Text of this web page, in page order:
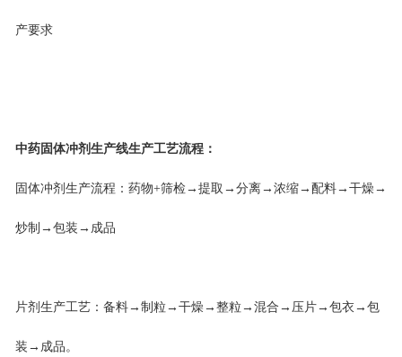
产要求
中药固体冲剂生产线生产工艺流程：
固体冲剂生产流程：药物+筛检→提取→分离→浓缩→配料→干燥→
炒制→包装→成品
片剂生产工艺：备料→制粒→干燥→整粒→混合→压片→包衣→包
装→成品。